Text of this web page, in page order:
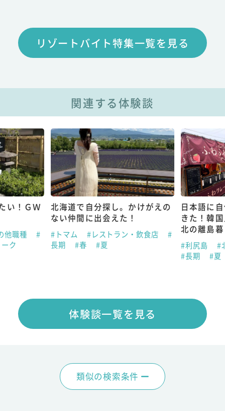
リゾートバイト特集一覧を見る
関連する体験談
い！ＧＷ
他職種
#
ク
北海道で自分探し。かけがえの
ない仲間に出会えた！
#トマム #レストラン・飲食店
#
長期
#春 #夏
日本語に
きた！韓
北の離島
#利尻島
#
#長期
#夏
体験談一覧を見る
類似の検索条件